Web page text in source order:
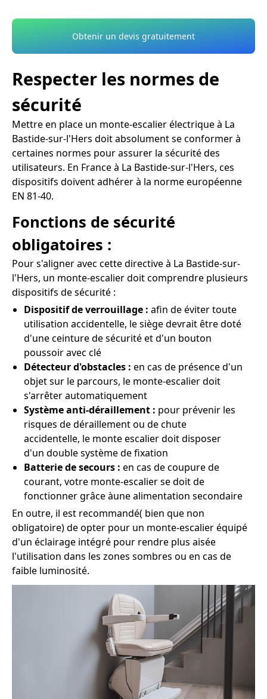
Obtenir un devis gratuitement
Respecter les normes de
sécurité
Mettre en place un monte-escalier électrique à La
Bastide-sur-l'Hers doit absolument se conformer à
certaines normes pour assurer la sécurité des
utilisateurs. En France à La Bastide-sur-l'Hers, ces
dispositifs doivent adhérer à la norme européenne
EN 81-40.
Fonctions de sécurité
obligatoires :
Pour s'aligner avec cette directive à La Bastide-sur-
l'Hers, un monte-escalier doit comprendre plusieurs
dispositifs de sécurité :
Dispositif de verrouillage : afin de éviter toute
utilisation accidentelle, le siège devrait être doté
d'une ceinture de sécurité et d'un bouton
poussoir avec clé
Détecteur d'obstacles : en cas de présence d'un
objet sur le parcours, le monte-escalier doit
s'arrêter automatiquement
Système anti-déraillement : pour prévenir les
risques de déraillement ou de chute
accidentelle, le monte escalier doit disposer
d'un double système de fixation
Batterie de secours : en cas de coupure de
courant, votre monte-escalier se doit de
fonctionner grâce àune alimentation secondaire
En outre, il est recommandé( bien que non
obligatoire) de opter pour un monte-escalier équipé
d'un éclairage intégré pour rendre plus aisée
l'utilisation dans les zones sombres ou en cas de
faible luminosité.